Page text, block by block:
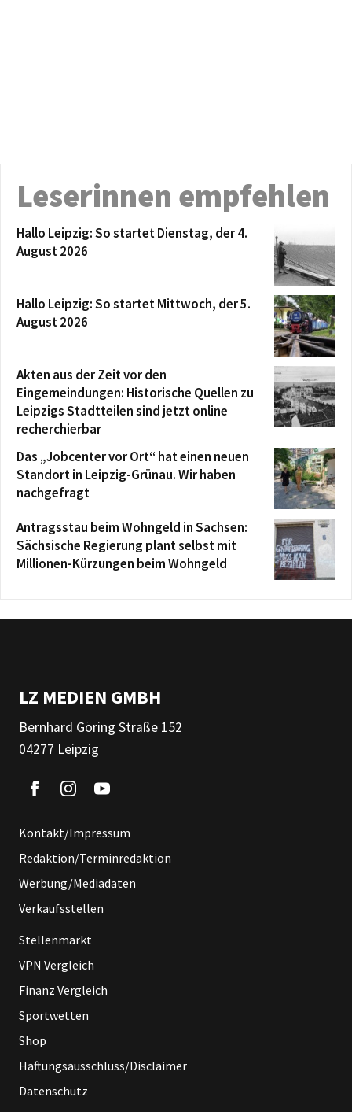
Leserinnen empfehlen
Hallo Leipzig: So startet Dienstag, der 4.
August 2026
Hallo Leipzig: So startet Mittwoch, der 5.
August 2026
Akten aus der Zeit vor den
Eingemeindungen: Historische Quellen zu
Leipzigs Stadtteilen sind jetzt online
recherchierbar
Das „Jobcenter vor Ort“ hat einen neuen
Standort in Leipzig-Grünau. Wir haben
nachgefragt
Antragsstau beim Wohngeld in Sachsen:
Sächsische Regierung plant selbst mit
Millionen-Kürzungen beim Wohngeld
LZ MEDIEN GMBH
Bernhard Göring Straße 152
04277 Leipzig
Kontakt/Impressum
Redaktion/Terminredaktion
Werbung/Mediadaten
Verkaufsstellen
Stellenmarkt
VPN Vergleich
Finanz Vergleich
Sportwetten
Shop
Haftungsausschluss/Disclaimer
Datenschutz